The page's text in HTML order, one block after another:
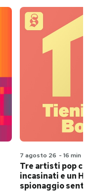
7 agosto 26 - 16 min
Tre artisti pop
incasinati e un
spionaggio